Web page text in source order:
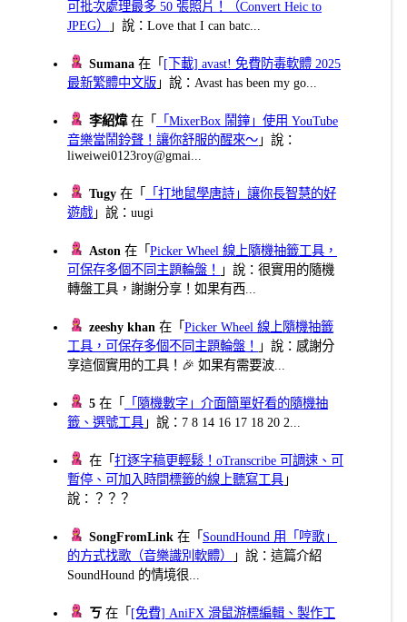
可批次處理最多 50 張照片！（Convert Heic to
JPEG）
」說：Love that I can batc...
Sumana 在「 [下載] avast! 免費防毒軟體 2025
最新繁體中文版 」說：Avast has been my go...
李紹煒在「
「MixerBox 鬧鐘」使用 YouTube
音樂當鬧鈴聲！讓你舒服的醒來～ 」說：
liweiwei0123roy@gmai...
Tugy 在「
「打地鼠學唐詩」讓你長智慧的好
遊戲 」說：uugi
Aston 在「Picker Wheel 線上隨機抽籤工具，
可保存多個不同主題輪盤！
」說：很實用的隨機
轉盤工具，謝謝分享！如果有西...
zeeshy khan 在「Picker Wheel 線上隨機抽籤
工具，可保存多個不同主題輪盤！
」說：感謝分
享這個實用的工具！🎉 如果有需要波...
5 在「
「隨機數字」介面簡單好看的隨機抽
籤、選號工具 」說：7 8 14 16 17 18 20 2...
在「打逐字稿更輕鬆！oTranscribe 可調速、可
暫停、可加入時間標籤的線上聽寫工具 」
說：？？？
SongFromLink 在「 SoundHound 用「哼歌」
的方式找歌（音樂識別軟體）
」說：這篇介紹
SoundHound 的情境很...
ㄎ 在「 [免費] AniFX 滑鼠游標編輯、製作工